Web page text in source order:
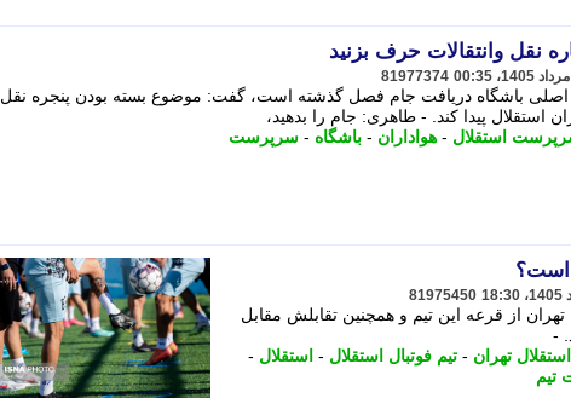
نقل وانتقالات حرف بزنید
81977374
اصلی باشگاه دریافت جام فصل گذشته است، گفت: موضوع بسته بودن پنجره نقل
استقلال پیدا کند. - طاهری: جام را بدهید،
استقلال - هواداران - باشگاه - سرپرست
است؟
81975450
از قرعه این تیم و همچنین تقابلش مقابل
-
تهران - تیم فوتبال استقلال - استقلال -
تیم